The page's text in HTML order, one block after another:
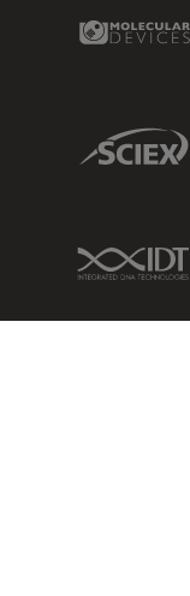
Sciex
IDT